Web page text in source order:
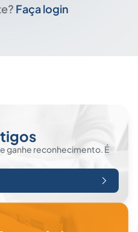
Faça login
ganhe reconhecimento. É